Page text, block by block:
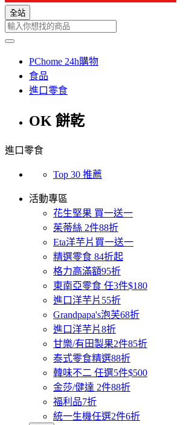
全站
PChome 24h購物
食品
進口零食
OK 餅乾
進口零食
Top 30 推薦
活動專區
花生堅果 買一送一
茱蒂絲 2件88折
Eta洋芋片買一送一
精選零食 84折起
格力高滿額95折
東南亞零食 任3件$180
進口洋芋片55折
Grandpapa's泡芙68折
進口洋芋片8折
甘樂/有田製果2件85折
泰式零食精選88折
韓味不二 任選5件$500
金莎/健達 2件88折
福利品7折
統一生機任選2件6折